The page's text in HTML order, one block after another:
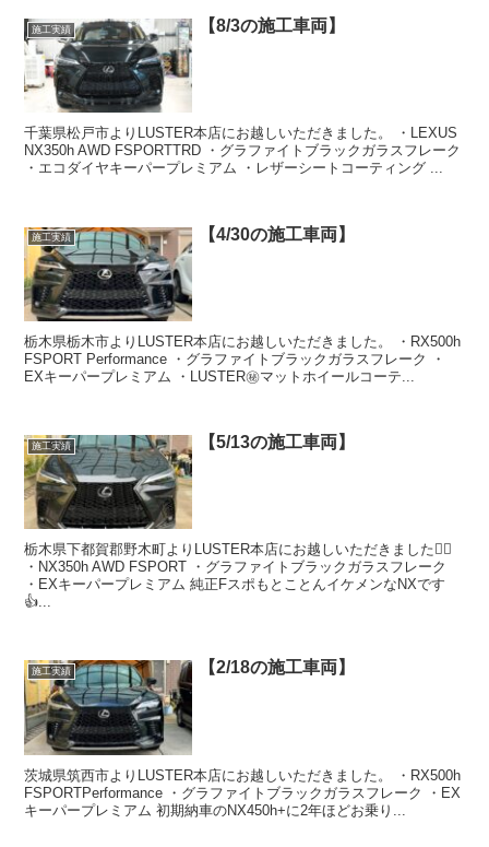
施工実績 【8/3の施工車両】
千葉県松戸市よりLUSTER本店にお越しいただきました。 ・LEXUS
NX350h AWD FSPORTTRD ・グラファイトブラックガラスフレーク
・エコダイヤキーパープレミアム ・レザーシートコーティング ...
施工実績 【4/30の施工車両】
栃木県栃木市よりLUSTER本店にお越しいただきました。 ・RX500h
FSPORT Performance ・グラファイトブラックガラスフレーク ・
EXキーパープレミアム ・LUSTER㊙️マットホイールコーテ...
施工実績 【5/13の施工車両】
栃木県下都賀郡野木町よりLUSTER本店にお越しいただきました🙇‍♂️
・NX350h AWD FSPORT ・グラファイトブラックガラスフレーク
・EXキーパープレミアム 純正FスポもとことんイケメンなNXです
👍...
施工実績 【2/18の施工車両】
茨城県筑西市よりLUSTER本店にお越しいただきました。 ・RX500h
FSPORTPerformance ・グラファイトブラックガラスフレーク ・EX
キーパープレミアム 初期納車のNX450h+に2年ほどお乗り...